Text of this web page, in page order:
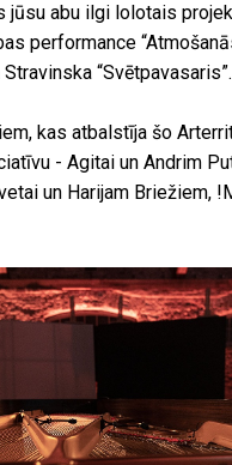
jūsu abu ilgi lolotais
performance
“Svētpavasaris”.
kas atbalstīja šo
- Agitai un Andrim
un Harijam Briežiem,